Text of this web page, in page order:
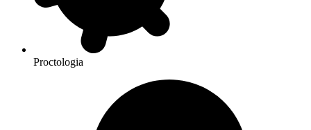
Proctologia